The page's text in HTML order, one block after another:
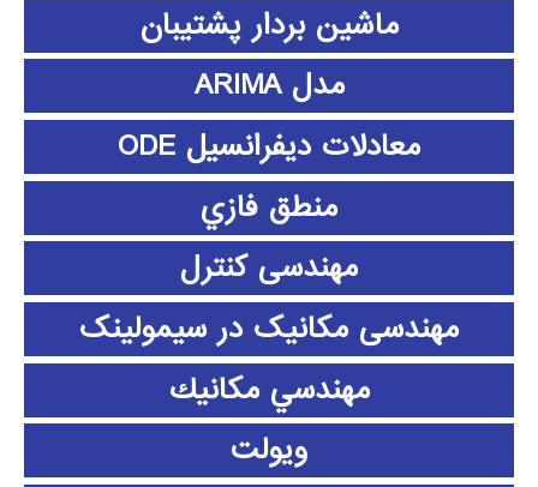
ماشین بردار پشتیبان
مدل ARIMA
معادلات دیفرانسیل ODE
منطق فازي
مهندسی کنترل
مهندسی مکانیک در سیمولینک
مهندسي مكانيك
ویولت